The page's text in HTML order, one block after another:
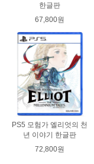
한글판
67,800원
PS5 모험가 엘리엇의 천
년 이야기 한글판
72,800원